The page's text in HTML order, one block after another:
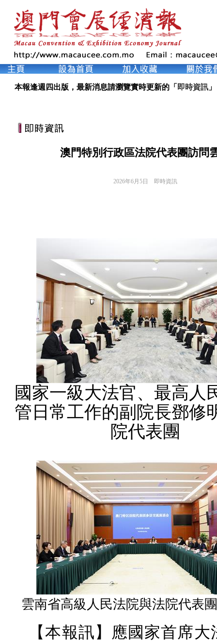
本報逢週四出版，最新消息請瀏覽實時更新的「 即時資訊 」
澳門特別行政區法院代表團訪問
2026年6月5日 即時資訊
國家一級大法官、最高人
管日常工作的副院長鄧修
院代表團
雲南省高級人民法院與法院代表
【本報訊】應國家首席